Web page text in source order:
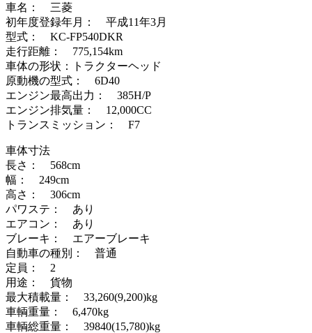
車名： 三菱
初年度登録年月： 平成11年3月
型式： KC-FP540DKR
走行距離： 775,154km
車体の形状：トラクターヘッド
原動機の型式： 6D40
エンジン最高出力： 385H/P
エンジン排気量： 12,000CC
トランスミッション： F7
車体寸法
長さ： 568cm
幅： 249cm
高さ： 306cm
パワステ： あり
エアコン： あり
ブレーキ： エアーブレーキ
自動車の種別： 普通
定員： 2
用途： 貨物
最大積載量： 33,260(9,200)kg
車輌重量： 6,470kg
車輌総重量： 39840(15,780)kg